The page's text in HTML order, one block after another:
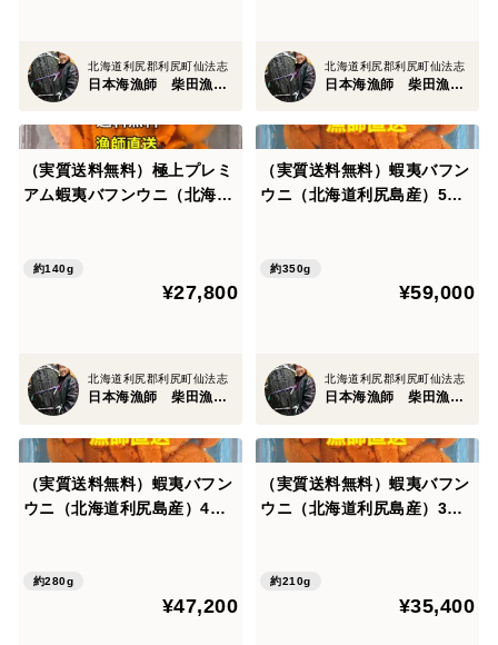
北海道利尻郡利尻町仙法志
日本海漁師 柴田漁業部
北海道利尻郡利尻町仙法志
日本海漁師 柴田漁業部
（実質送料無料）極上プレミ
アム蝦夷バフンウニ（北海道
約140g
¥27,800
北海道利尻郡利尻町仙法志
日本海漁師 柴田漁業部
（実質送料無料）蝦夷バフン
ウニ（北海道利尻島産）5パ
約350g
¥59,000
北海道利尻郡利尻町仙法志
日本海漁師 柴田漁業部
（実質送料無料）蝦夷バフン
ウニ（北海道利尻島産）4パ
約280g
¥47,200
（実質送料無料）蝦夷バフン
ウニ（北海道利尻島産）3パ
約210g
¥35,400